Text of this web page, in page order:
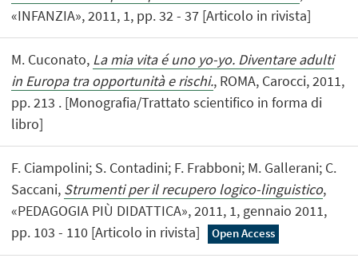
«INFANZIA», 2011, 1, pp. 32 - 37 [Articolo in rivista]
M. Cuconato, La mia vita é uno yo-yo. Diventare adulti
in Europa tra opportunità e rischi., ROMA, Carocci, 2011,
pp. 213 . [Monografia/Trattato scientifico in forma di
libro]
F. Ciampolini; S. Contadini; F. Frabboni; M. Gallerani; C.
Saccani, Strumenti per il recupero logico-linguistico,
«PEDAGOGIA PIÙ DIDATTICA», 2011, 1, gennaio 2011,
pp. 103 - 110 [Articolo in rivista]
Open Access